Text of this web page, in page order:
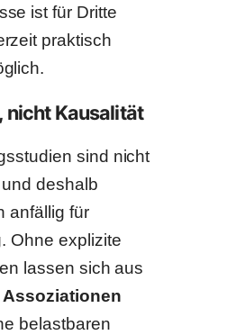
ist für Dritte
praktisch
nicht Kausalität
sind nicht
deshalb
anfällig für
Ohne explizite
lassen sich aus
Assoziationen
belastbaren